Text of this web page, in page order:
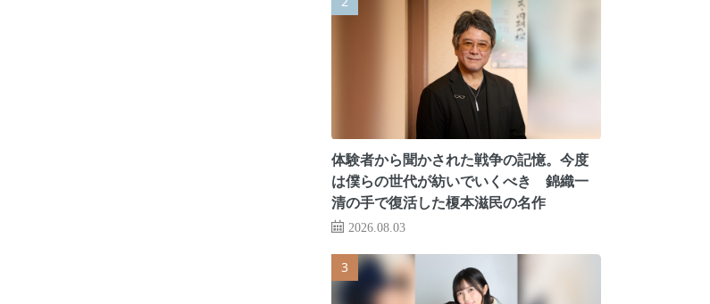
体験者から聞かされた戦争の記憶。今度
は僕らの世代が紡いでいくべき 錦織一
清の手で復活した榎本滋民の名作
2026.08.03